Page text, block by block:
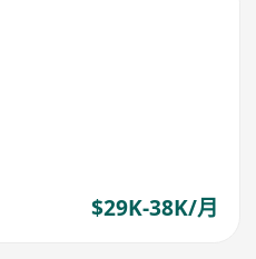
$29K-38K/月